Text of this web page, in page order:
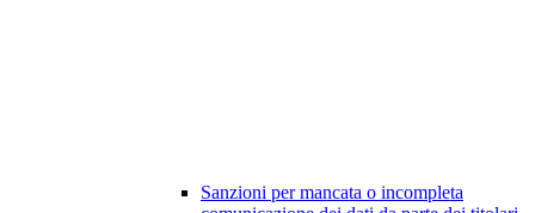
Sanzioni per mancata o incompleta